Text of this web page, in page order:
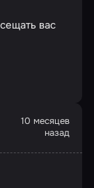
вас
10 месяцев
назад